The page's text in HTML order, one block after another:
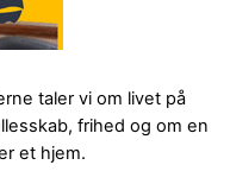
taler vi om livet på
frihed og om en
et hjem.